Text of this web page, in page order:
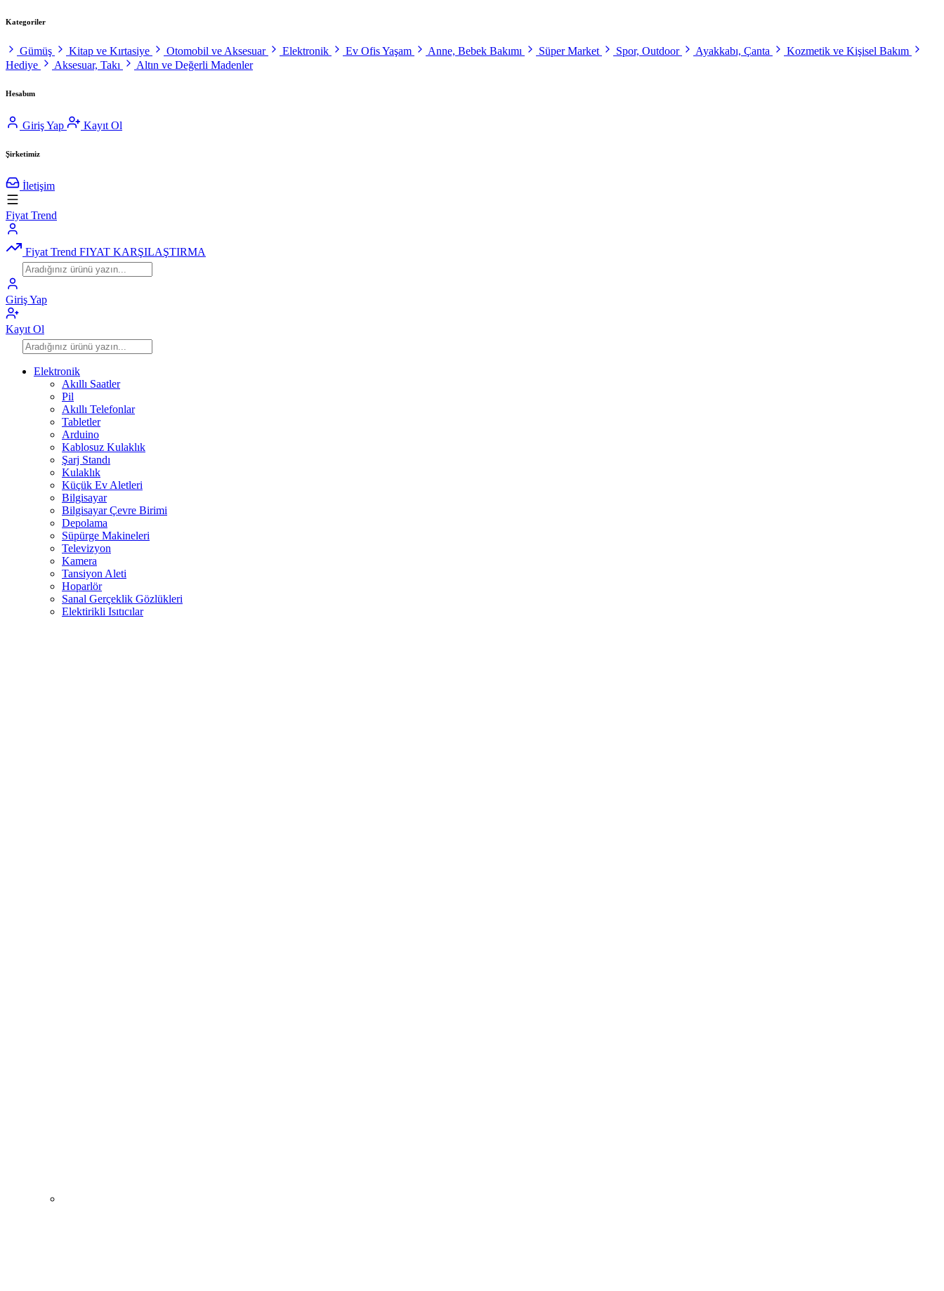
Kategoriler
Gümüş Kitap ve Kırtasiye Otomobil ve Aksesuar Elektronik Ev Ofis Yaşam Anne, Bebek Bakımı Süper Market Spor, Outdoor Ayakkabı, Çanta
Kozmetik ve Kişisel Bakım
Hediye
Aksesuar, Takı Altın ve Değerli Madenler
Hesabım
Giriş Yap Kayıt Ol
Şirketimiz
İletişim
Fiyat Trend
Fiyat Trend FIYAT KARŞILAŞTIRMA
Giriş Yap
Kayıt Ol
Elektronik
Akıllı Saatler
Pil
Akıllı Telefonlar
Tabletler
Arduino
Kablosuz Kulaklık
Şarj Standı
Kulaklık
Küçük Ev Aletleri
Bilgisayar
Bilgisayar Çevre Birimi
Depolama
Süpürge Makineleri
Televizyon
Kamera
Tansiyon Aleti
Hoparlör
Sanal Gerçeklik Gözlükleri
Elektirikli Isıtıcılar